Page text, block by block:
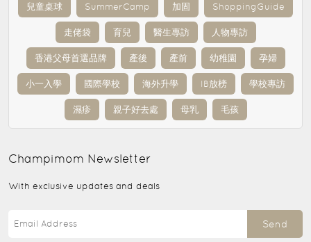
兒童桌球 SummerCamp 加固 ShoppingGuide
走佬袋 育兒 醫生專訪 人物專訪
香港父母首選品牌 產後 產前 幼稚園 孕婦
小一入學 國際學校 海外升學 IB放榜 學校專訪
濕疹 親子好去處 母乳 毛孩
Champimom Newsletter
With exclusive updates and deals
Send